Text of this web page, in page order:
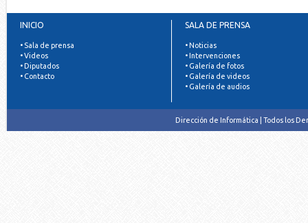
INICIO
• Sala de prensa
• Videos
• Diputados
• Contacto
SALA DE PRENSA
• Noticias
• Intervenciones
• Galería de fotos
• Galería de videos
• Galería de audios
Dirección de Informática | Todos los